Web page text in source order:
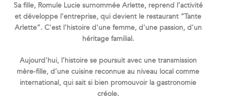
Sa fille, Romule Lucie surnommée Arlette, reprend l’activité
et développe l’entreprise, qui devient le restaurant “Tante
Arlette”. C'est l'histoire d'une femme, d'une passion, d'un
héritage familial.
Aujourd'hui, l’histoire se poursuit avec une transmission
mère-fille, d’une cuisine reconnue au niveau local comme
international, qui sait si bien promouvoir la gastronomie
créole.